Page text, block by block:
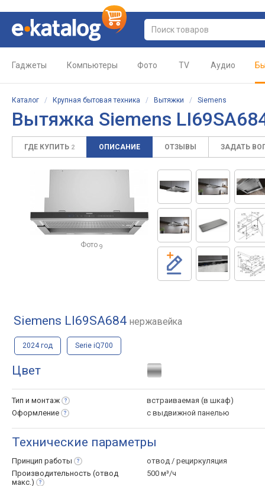
Гаджеты Компьютеры Фото TV Аудио
Каталог / Крупная бытовая техника / Вытяжки / Siemens
Вытяжка Siemens
ГДЕ КУПИТЬ 2 ОПИСАНИЕ ОТЗЫВЫ ЗАДАТЬ
Фото 9
Siemens LI69SA684 нержавейка
2024 год Serie iQ700
Цвет
Тип и монтаж
встраиваемая (в шкаф)
Оформление
с выдвижной панелью
Технические параметры
Принцип работы
отвод / рециркуляция
Производительность (отвод
макс.)
500 м³/ч